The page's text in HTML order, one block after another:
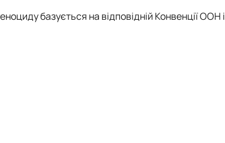
базується на відповідній Конвенції ООН і